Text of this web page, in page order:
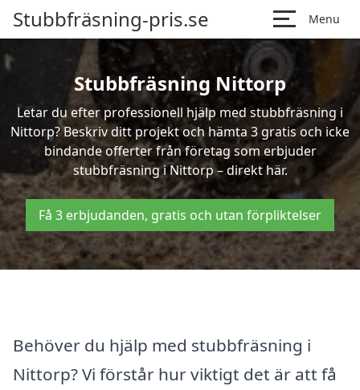
Stubbfräsning-pris.se Menu
Stubbfräsning Nittorp
Letar du efter professionell hjälp med stubbfräsning i
Nittorp? Beskriv ditt projekt och hämta 3 gratis och icke
bindande offerter från företag som erbjuder
stubbfräsning i Nittorp – direkt här.
Få 3 erbjudanden, gratis och utan förpliktelser
Behöver du hjälp med stubbfräsning i
Nittorp? Vi förstår hur viktigt det är att få